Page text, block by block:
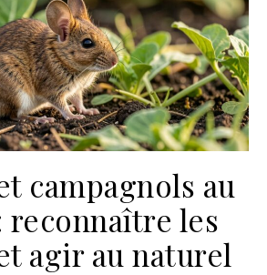
campagnols au
reconnaître les
agir au naturel